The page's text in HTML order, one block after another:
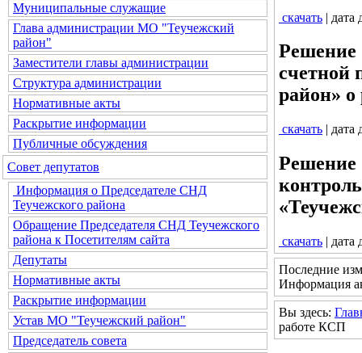
Муниципальные служащие
Глава администрации МО "Теучежский
район"
Заместители главы администрации
Структура администрации
Нормативные акты
Раскрытие информации
Публичные обсуждения
Совет депутатов
Информация о Председателе СНД
Теучежского района
Обращение Председателя СНД Теучежского
района к Посетителям сайта
Депутаты
Нормативные акты
Раскрытие информации
Устав МО "Теучежский район"
Председатель совета
скачать | дата
Решение
счетной
район» о
скачать | дата
Решение
скачать | дата
Последние
Информация
Вы здесь:
работе КСП